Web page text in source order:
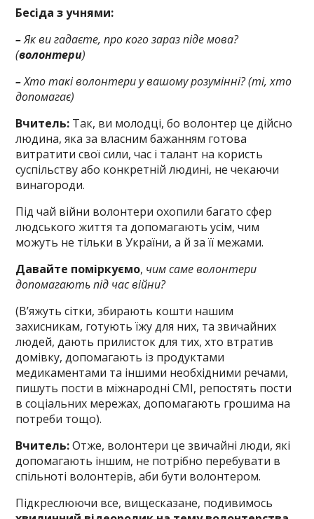
Бесіда з учнями:
–Як ви гадаєте, про кого зараз піде мова?
(волонтери)
–Хто такі волонтери у вашому розумінні? (ті, хто
допомагає)
Вчитель: Так, ви молодці, бо волонтер це дійсно
людина, яка за власним бажанням готова
витратити свої сили, час і талант на користь
суспільству або конкретній людині, не чекаючи
винагороди.
Під чай війни волонтери охопили багато сфер
людського життя та допомагають усім, чим
можуть не тільки в України, а й за її межами.
Давайте поміркуємо, чим саме волонтери
допомагають під час війни?
(В’яжуть сітки, збирають кошти нашим
захисникам, готують їжу для них, та звичайних
людей, дають прилисток для тих, хто втратив
домівку, допомагають із продуктами
медикаментами та іншими необхідними речами,
пишуть пости в міжнародні СМІ, репостять пости
в соціальних мережах, допомагають грошима на
потреби тощо).
Вчитель:Отже, волонтери це звичайні люди, які
допомагають іншим, не потрібно перебувати в
спільноті волонтерів, аби бути волонтером.
Підкреслюючи все, вищесказане, подивимось